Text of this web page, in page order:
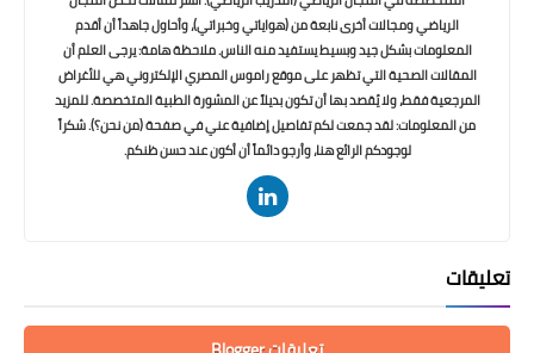
الرياضي ومجالات أخرى نابعة من (هواياتي وخبراتي)، وأحاول جاهداً أن أقدم
المعلومات بشكل جيد وبسيط يستفيد منه الناس. ملاحظة هامة: يرجى العلم أن
المقالات الصحية التي تظهر على موقع راموس المصري الإلكتروني هي للأغراض
المرجعية فقط، ولا يُقصد بها أن تكون بديلاً عن المشورة الطبية المتخصصة. للمزيد
من المعلومات: لقد جمعت لكم تفاصيل إضافية عني في صفحة (من نحن؟). شكراً
لوجودكم الرائع هنا، وأرجو دائماً أن أكون عند حسن ظنكم.
تعليقات